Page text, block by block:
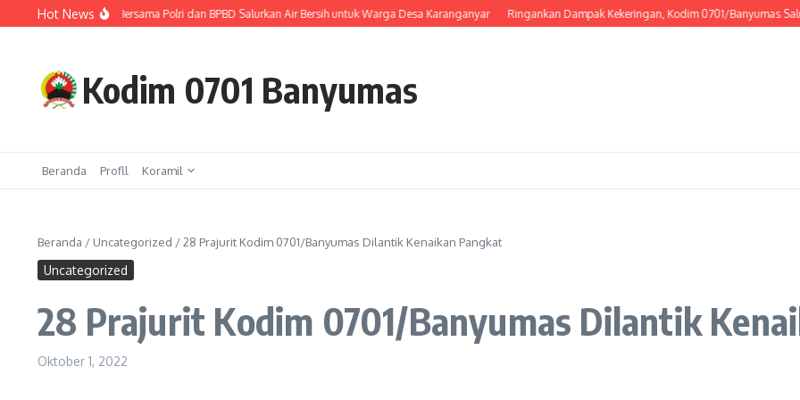
Lewati ke konten
Hot News
TNI Bersama Polri dan BPBD Salurkan Air Bersih untuk Warga Desa Karanganyar Ringankan Dampak Kekeringan, Kodim 0701/Banyumas
Kodim 0701 Banyumas
Beranda Profll Koramil
Beranda / Uncategorized /28 Prajurit Kodim 0701/Banyumas Dilantik Kenaikan Pangkat
Uncategorized
28 Prajurit Kodim 0701/Banyumas Dilantik
Oktober 1, 2022